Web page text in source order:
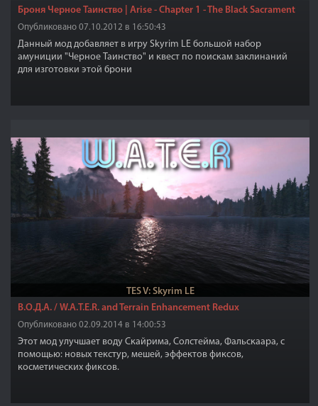
Броня Черное Таинство | Arise - Chapter 1 - The Black Sacrament
Опубликовано 07.10.2012 в 16:50:43
Данный мод добавляет в игру Skyrim LE большой набор
амуниции "Черное Таинство" и квест по поискам заклинаний
для изготовки этой брони
TES V: Skyrim LE
В.О.Д.А. / W.A.T.E.R. and Terrain Enhancement Redux
Опубликовано 02.09.2014 в 14:00:53
Этот мод улучшает воду Скайрима, Солстейма, Фальскаара, с
помощью: новых текстур, мешей, эффектов фиксов,
косметических фиксов.